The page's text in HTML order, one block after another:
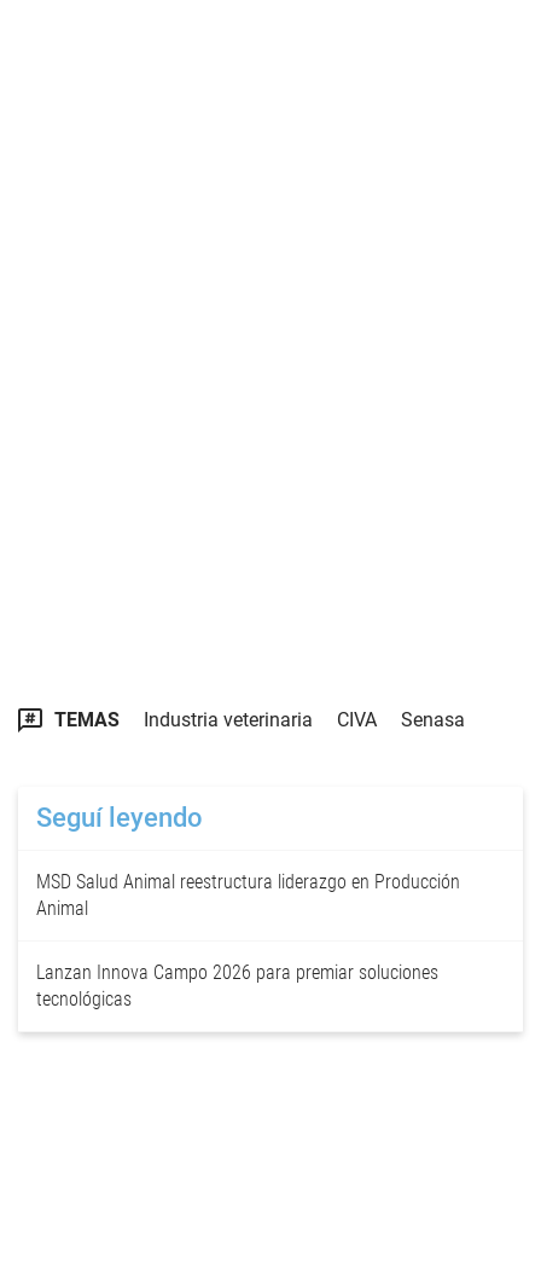
TEMAS Industria veterinaria CIVA Senasa
Seguí leyendo
MSD Salud Animal reestructura liderazgo en Producción
Animal
Lanzan Innova Campo 2026 para premiar soluciones
tecnológicas